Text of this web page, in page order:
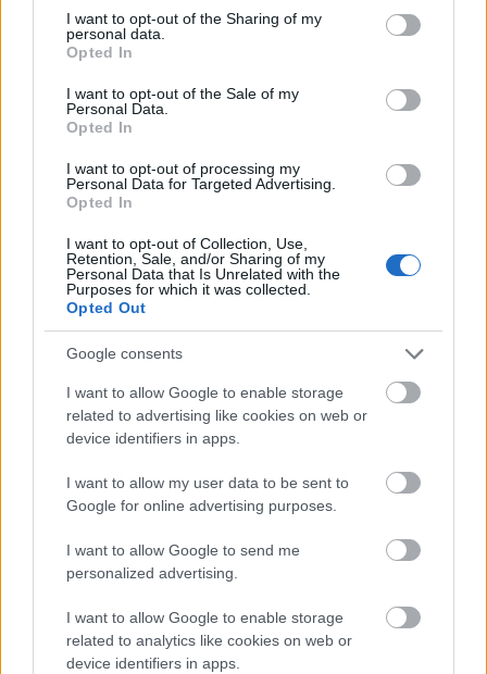
not limited to your visit or usage behaviour. You may click to
grant or deny consent to Google and its third-party tags to
use your data for below specified purposes in below Google
consent section.
I want to opt-out of the Sharing of my
personal data.
Opted In
I want to opt-out of the Sale of my
Personal Data.
Opted In
I want to opt-out of processing my
Personal Data for Targeted Advertising.
Opted In
I want to opt-out of Collection, Use,
Retention, Sale, and/or Sharing of my
Personal Data that Is Unrelated with the
Purposes for which it was collected.
Opted Out
Google consents
I want to allow Google to enable storage
related to advertising like cookies on web or
device identifiers in apps.
I want to allow my user data to be sent to
Google for online advertising purposes.
I want to allow Google to send me
personalized advertising.
I want to allow Google to enable storage
related to analytics like cookies on web or
device identifiers in apps.
Kívánj mindennap hármat! :)
2026. június 29.
Te is szereted a szülinapokat? Az a rész a legjobb az
egészben, amikor a tortán a szülinapi gyertyák
elfújása előtt lehet kívánni valamit, amit szeretnénk,
ha teljesülne. :) Én most arra biztatlak, hogy tedd ezt
a szép szokást mindennapossá, és alkalmazd ezt az
életedben, a napjaidban. Kívánj…